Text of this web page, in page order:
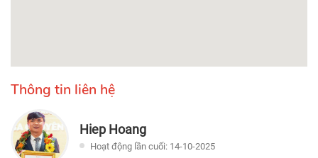
Thông tin liên hệ
Hiep Hoang
Hoạt động lần cuối: 14-10-2025